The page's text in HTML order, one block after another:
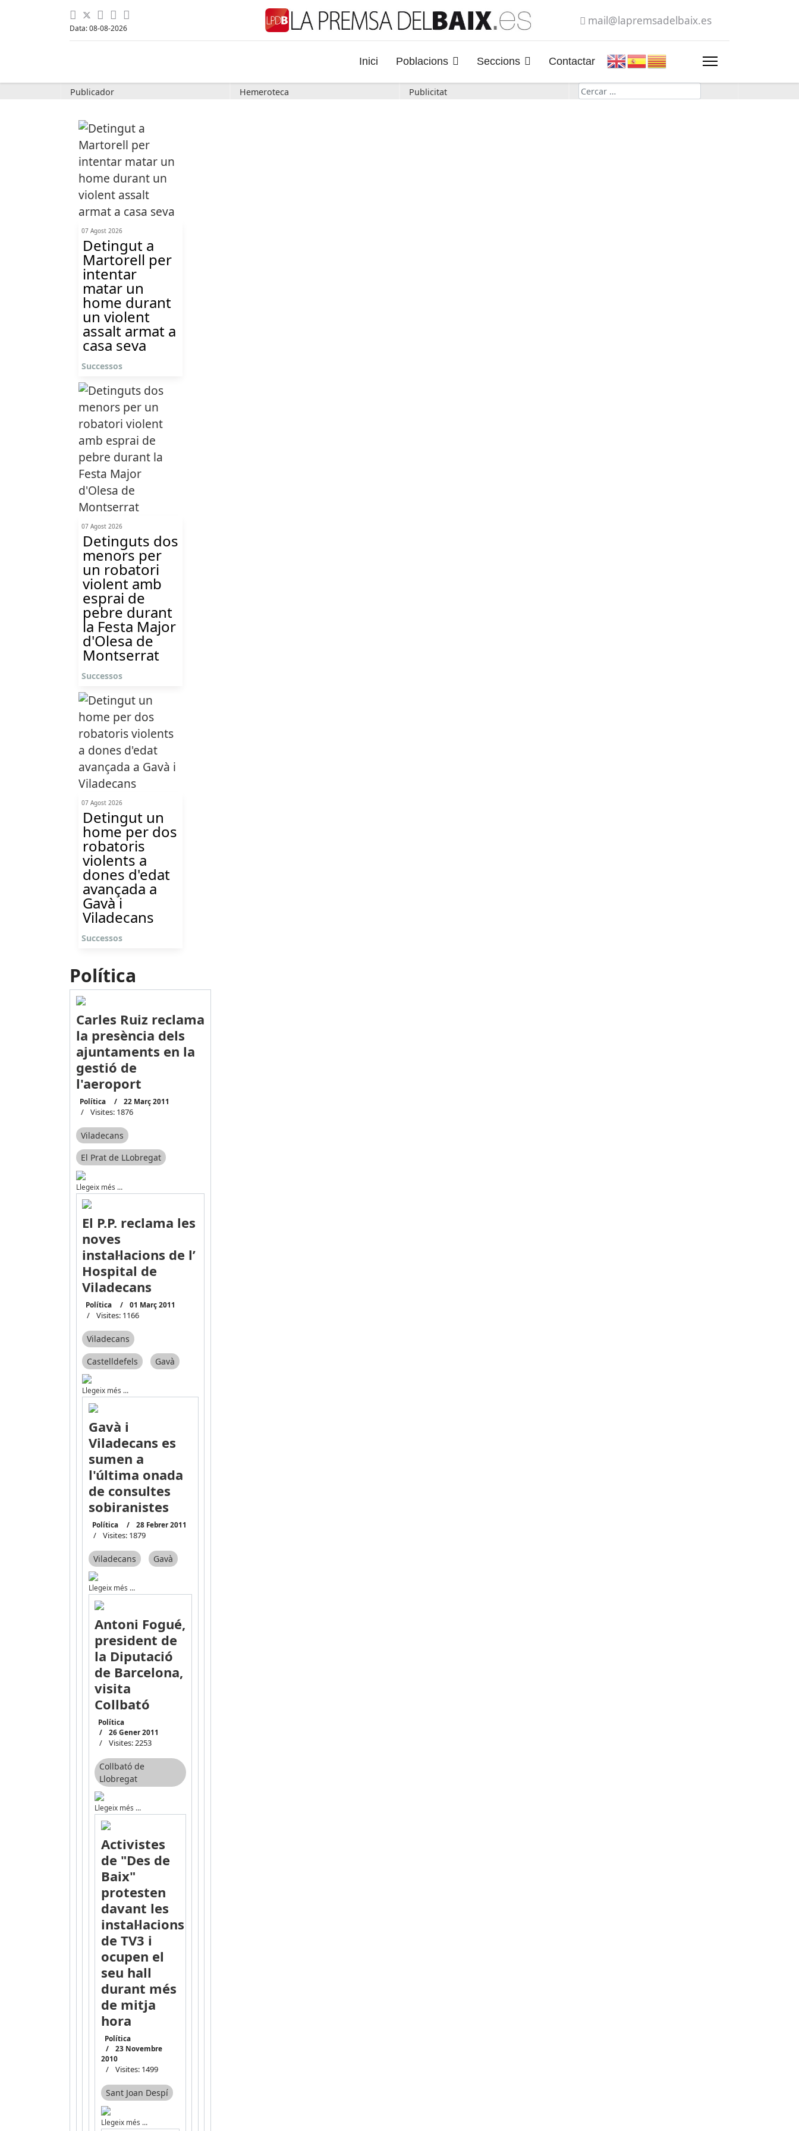
Data: 08-08-2026
mail@lapremsadelbaix.es
Inici Poblacions Seccions Contactar
Publicador Hemeroteca Publicitat Cerca
07 Agost 2026
Detingut a
Martorell per
intentar
matar un
home durant
un violent
assalt armat a
casa seva
Successos
07 Agost 2026
Detinguts dos
menors per
un robatori
violent amb
esprai de
pebre durant
la Festa Major
d'Olesa de
Montserrat
Successos
07 Agost 2026
Detingut un
home per dos
robatoris
violents a
dones d'edat
avançada a
Gavà i
Viladecans
Successos
Política
Carles Ruiz reclama
la presència dels
ajuntaments en la
gestió de
l'aeroport
Política 22 Març 2011
Visites: 1876
Viladecans
El Prat de LLobregat
Llegeix més …
El P.P. reclama les
noves
instal·lacions de l’
Hospital de
Viladecans
Política 01 Març 2011
Visites: 1166
Viladecans
Castelldefels
Gavà
Llegeix més …
Gavà i
Viladecans es
sumen a
l'última onada
de consultes
sobiranistes
Política 28 Febrer 2011
Visites: 1879
Viladecans Gavà
Llegeix més …
Antoni Fogué,
president de
la Diputació
de Barcelona,
visita
Collbató
Política
26 Gener 2011
Visites: 2253
Collbató de
Llobregat
Llegeix més …
Activistes
de "Des de
Baix"
protesten
davant les
instal·lacions
de TV3 i
ocupen el
seu hall
durant més
de mitja
hora
Política
23 Novembre
2010
Visites: 1499
Sant Joan Despí
Llegeix més …